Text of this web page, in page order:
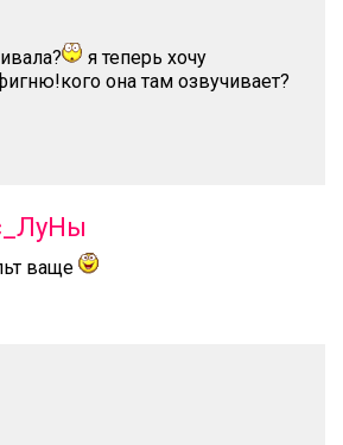
я теперь хочу
она там озвучивает?
ваще